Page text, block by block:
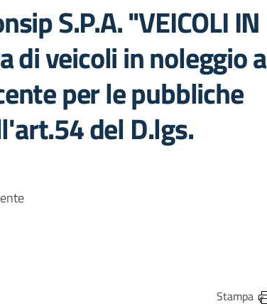
S.P.A. "VEICOLI IN
di veicoli in noleggio a
per le pubbliche
del D.lgs.
Stampa